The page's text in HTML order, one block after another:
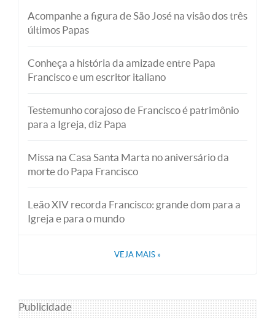
Acompanhe a figura de São José na visão dos três
últimos Papas
Conheça a história da amizade entre Papa
Francisco e um escritor italiano
Testemunho corajoso de Francisco é patrimônio
para a Igreja, diz Papa
Missa na Casa Santa Marta no aniversário da
morte do Papa Francisco
Leão XIV recorda Francisco: grande dom para a
Igreja e para o mundo
VEJA MAIS »
Publicidade